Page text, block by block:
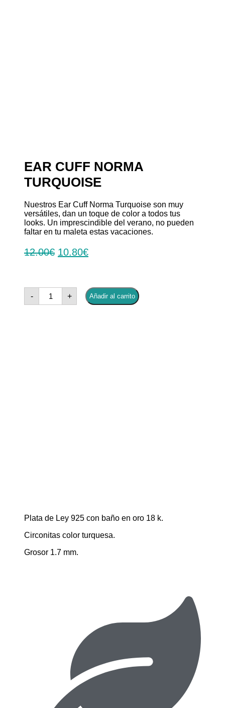
EAR CUFF NORMA
TURQUOISE
Nuestros Ear Cuff Norma Turquoise son muy
versátiles, dan un toque de color a todos tus
looks. Un imprescindible del verano, no pueden
faltar en tu maleta estas vacaciones.
12.00€ 10.80€
-
Ear
Cuff
Norma
+ Añadir al carrito
Plata de Ley 925 con baño en oro 18 k.
Circonitas color turquesa.
Grosor 1.7 mm.